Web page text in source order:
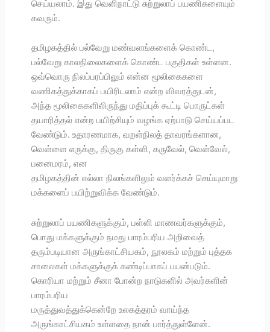
செய்யலாம். இது வெளிநாட்டு சுற்றுலாப் பயணிகளையும்
கவரும்.
தமிழகத்தில் பல்வேறு மண்வளங்களைக் கொண்ட,
பல்வேறு காலநிலைகளைக் கொண்ட பகுதிகள் உள்ளன.
ஒவ்வொரு நிலப்பரப்பிலும் என்ன மூலிகைகளை
வணிகத்துக்காகப் பயிரிடலாம் என்ற விவரத்துடன்,
அந்த மூலிகைகளிலிருந்து மதிப்புக் கூட்டி பொருட்கள்
தயாரித்தல் என்ற பயிற்சியும் வழங்க ஏற்பாடு செய்யப்பட
வேண்டும். உதாரணமாக, வறள்நிலத் தாவரங்களான,
வெள்ளை எருக்கு, திருகு கள்ளி, கருவேல், வெள்வேல்,
பனைமரம், என
தமிழகத்தின் எல்லா நிலங்களிலும் வளர்க்கச் செய்யுமாறு
மக்களைப் பயிற்றுவிக்க வேண்டும்.
சுற்றுலாப் பயணிகளுக்கும், பள்ளி மாணவர்களுக்கும்,
பொது மக்களுக்கும் நமது பாரம்பரிய அறிவைத்
தரும்படியான அருங்காட்சியகம், நூலகம் மற்றும் புத்தக
சாலைகள் மக்களுக்குக் கண்டிப்பாகப் பயன்படும்.
கொரியா மற்றும் சீனா போன்ற நாடுகளில் அவர்களின்
பாரம்பரிய
மருத்துவத்துக்கென்றே உலகத்தரம் வாய்ந்த
அருங்காட்சியகம் உள்ளதை நான் பார்த்துள்ளேன்.